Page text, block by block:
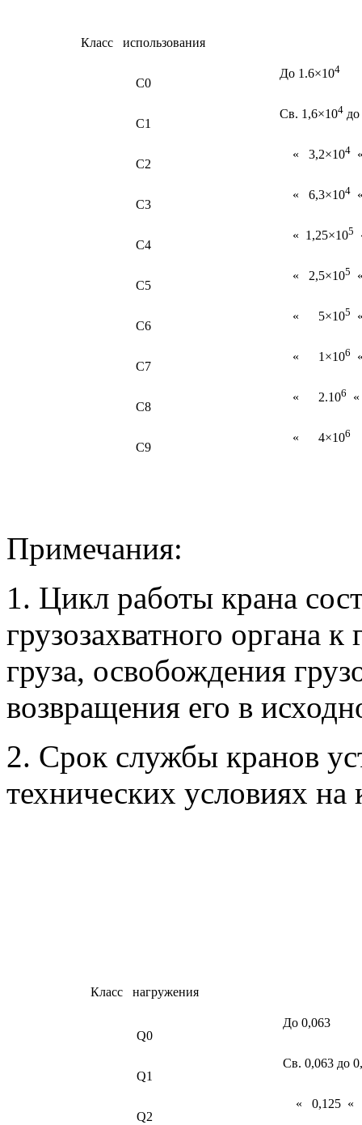
Класс использования
С0
До 1.6×104
С1
Св. 1,6×104
С2
« 3,2×104
С3
« 6,3×104
С4
« 1,25×105
С5
« 2,5×105
С6
« 5×105
С7
« 1×106
С8
« 2.106
С9
« 4×106
Примечания:
1. Цикл работы крана
грузозахватного органа
груза, освобождения
возвращения его в
2. Срок службы кранов
технических условиях
Класс нагружения
Q0
До 0,063
Q1
Св. 0,063 до
Q2
« 0,125 «